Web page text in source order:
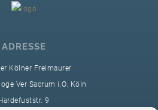
ADRESSE
Kölner Freimaurer
Ver Sacrum i.O. Köln
9